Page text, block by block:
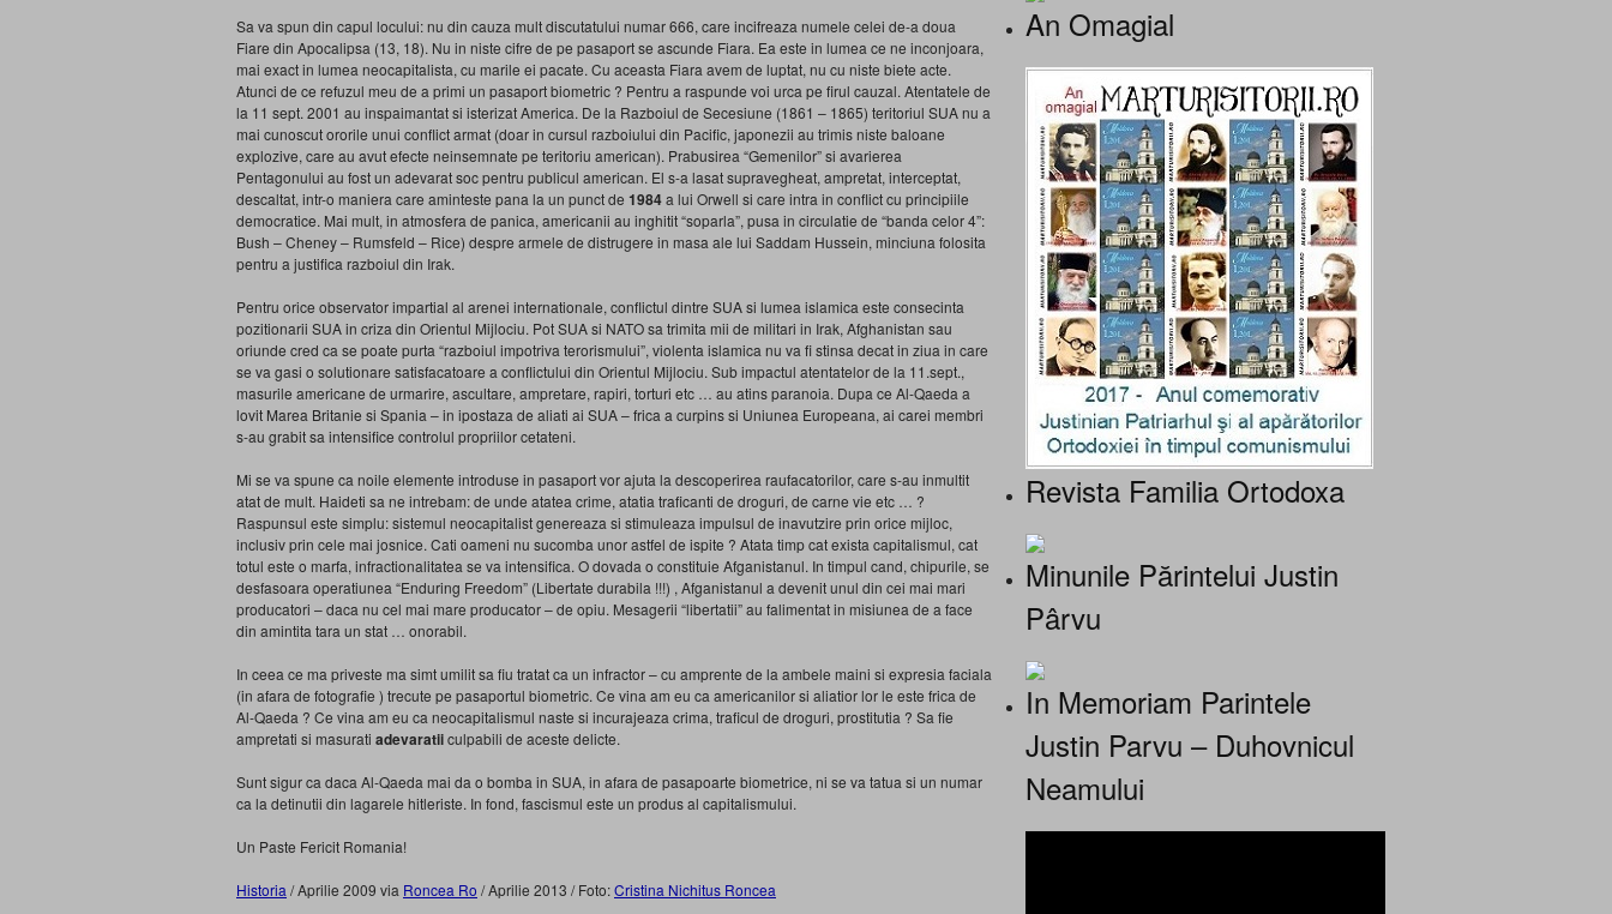
Sa va spun din capul locului: nu din cauza mult discutatului numar 666, care incifreaza numele celei de-a doua
Fiare din Apocalipsa (13, 18). Nu in niste cifre de pe pasaport se ascunde Fiara. Ea este in lumea ce ne inconjoara,
mai exact in lumea neocapitalista, cu marile ei pacate. Cu aceasta Fiara avem de luptat, nu cu niste biete acte.
Atunci de ce refuzul meu de a primi un pasaport biometric ? Pentru a raspunde voi urca pe firul cauzal. Atentatele de
la 11 sept. 2001 au inspaimantat si isterizat America. De la Razboiul de Secesiune (1861 – 1865) teritoriul SUA nu a
mai cunoscut ororile unui conflict armat (doar in cursul razboiului din Pacific, japonezii au trimis niste baloane
explozive, care au avut efecte neinsemnate pe teritoriu american). Prabusirea “Gemenilor” si avarierea
Pentagonului au fost un adevarat soc pentru publicul american. El s-a lasat supravegheat, ampretat, interceptat,
descaltat, intr-o maniera care aminteste pana la un punct de 1984a lui Orwell si care intra in conflict cu principiile
democratice. Mai mult, in atmosfera de panica, americanii au inghitit “soparla”, pusa in circulatie de “banda celor 4”:
Bush – Cheney – Rumsfeld – Rice) despre armele de distrugere in masa ale lui Saddam Hussein, minciuna folosita
pentru a justifica razboiul din Irak.
Pentru orice observator impartial al arenei internationale, conflictul dintre SUA si lumea islamica este consecinta
pozitionarii SUA in criza din Orientul Mijlociu. Pot SUA si NATO sa trimita mii de militari in Irak, Afghanistan sau
oriunde cred ca se poate purta “razboiul impotriva terorismului”, violenta islamica nu va fi stinsa decat in ziua in care
se va gasi o solutionare satisfacatoare a conflictului din Orientul Mijlociu. Sub impactul atentatelor de la 11.sept.,
masurile americane de urmarire, ascultare, ampretare, rapiri, torturi etc … au atins paranoia. Dupa ce Al-Qaeda a
lovit Marea Britanie si Spania – in ipostaza de aliati ai SUA – frica a curpins si Uniunea Europeana, ai carei membri
s-au grabit sa intensifice controlul propriilor cetateni.
Mi se va spune ca noile elemente introduse in pasaport vor ajuta la descoperirea raufacatorilor, care s-au inmultit
atat de mult. Haideti sa ne intrebam: de unde atatea crime, atatia traficanti de droguri, de carne vie etc … ?
Raspunsul este simplu: sistemul neocapitalist genereaza si stimuleaza impulsul de inavutzire prin orice mijloc,
inclusiv prin cele mai josnice. Cati oameni nu sucomba unor astfel de ispite ? Atata timp cat exista capitalismul, cat
totul este o marfa, infractionalitatea se va intensifica. O dovada o constituie Afganistanul. In timpul cand, chipurile, se
desfasoara operatiunea “Enduring Freedom” (Libertate durabila !!!) , Afganistanul a devenit unul din cei mai mari
producatori – daca nu cel mai mare producator – de opiu. Mesagerii “libertatii” au falimentat in misiunea de a face
din amintita tara un stat … onorabil.
In ceea ce ma priveste ma simt umilit sa fiu tratat ca un infractor – cu amprente de la ambele maini si expresia faciala
(in afara de fotografie ) trecute pe pasaportul biometric. Ce vina am eu ca americanilor si aliatior lor le este frica de
Al-Qaeda ? Ce vina am eu ca neocapitalismul naste si incurajeaza crima, traficul de droguri, prostitutia ? Sa fie
ampretati si masurati adevaratiiculpabili de aceste delicte.
Sunt sigur ca daca Al-Qaeda mai da o bomba in SUA, in afara de pasapoarte biometrice, ni se va tatua si un numar
ca la detinutii din lagarele hitleriste. In fond, fascismul este un produs al capitalismului.
Un Paste Fericit Romania!
Historia / Aprilie 2009 via Roncea Ro / Aprilie 2013 / Foto:Cristina Nichitus Roncea
An Omagial
Revista Familia Ortodoxa
Minunile Părintelui Justin
Pârvu
In Memoriam Parintele
Justin Parvu – Duhovnicul
Neamului